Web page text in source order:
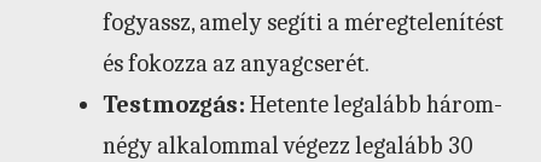
fogyassz, amely segíti a méregtelenítést
és fokozza az anyagcserét.
Testmozgás: Hetente legalább három-
négy alkalommal végezz legalább 30